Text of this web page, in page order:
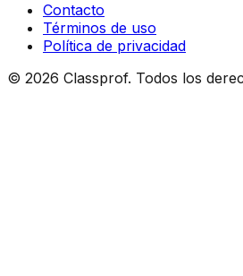
Contacto
Términos de uso
Política de privacidad
© 2026 Classprof. Todos los